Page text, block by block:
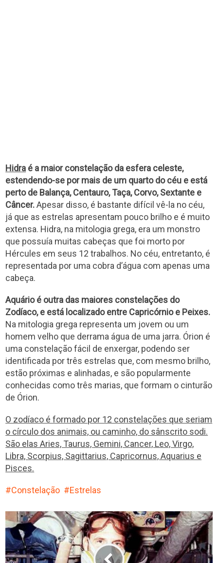
Hidra é a maior constelação da esfera celeste,
estendendo-se por mais de um quarto do céu e está
perto de Balança, Centauro, Taça, Corvo, Sextante e
Câncer.Apesar disso, é bastante difícil vê-la no céu,
já que as estrelas apresentam pouco brilho e é muito
extensa. Hidra, na mitologia grega, era um monstro
que possuía muitas cabeças que foi morto por
Hércules em seus 12 trabalhos. No céu, entretanto, é
representada por uma cobra d’água com apenas uma
cabeça.
Aquário é outra das maiores constelações do
Zodíaco, e está localizado entre Capricórnio e Peixes.
Na mitologia grega representa um jovem ou um
homem velho que derrama água de uma jarra. Órion é
uma constelação fácil de enxergar, podendo ser
identificada por três estrelas que, com mesmo brilho,
estão próximas e alinhadas, e são popularmente
conhecidas como três marias, que formam o cinturão
de Órion.
O zodíaco é formado por 12 constelações que seriam
o círculo dos animais, ou caminho, do sânscrito sodi.
São elas Aries, Taurus, Gemini, Cancer, Leo, Virgo,
Libra, Scorpius, Sagittarius, Capricornus, Aquarius e
Pisces.
Constelação Estrelas